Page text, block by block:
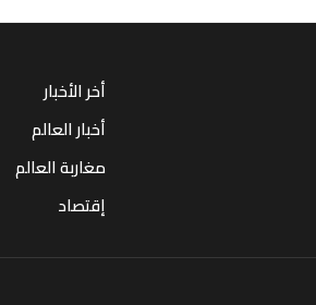
أخر الأخبار
أخبار العالم
مغاربة العالم
إقتصاد